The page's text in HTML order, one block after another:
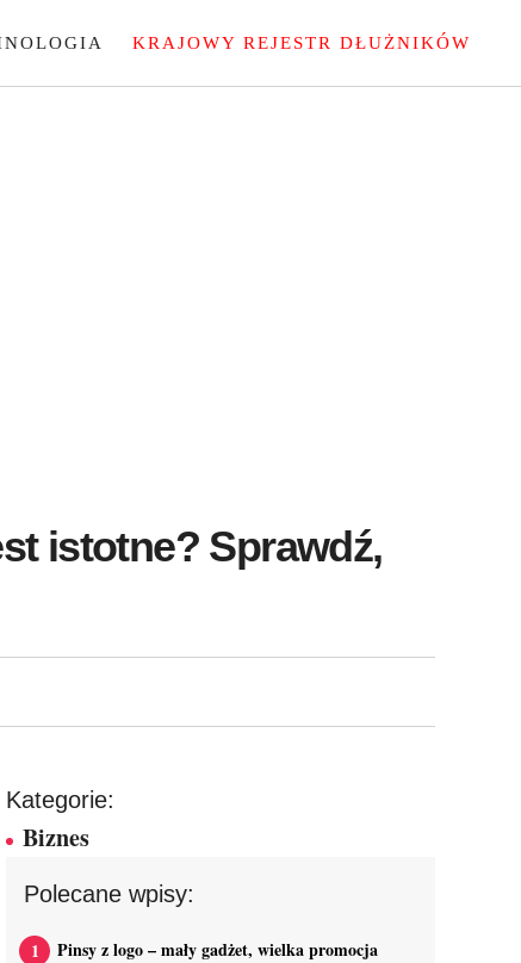
KRAJOWY REJESTR DŁUŻNIKÓW
istotne? Sprawdź,
Kategorie:
Biznes
Polecane wpisy:
Pinsy z logo – mały gadżet, wielka promocja